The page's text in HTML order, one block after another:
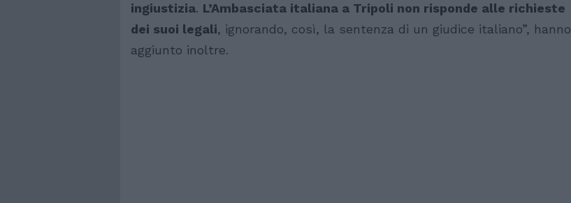
ingiustizia. L’Ambasciata italiana a Tripoli non risponde alle richieste
dei suoi legali, ignorando, così, la sentenza di un giudice italiano”, hanno
aggiunto inoltre.